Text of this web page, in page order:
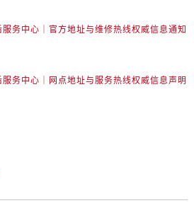
甘肃省庆阳市西峰区南大街售后服务中心（需提前预约）
甘肃省武威市凉州区迎宾路售后服务中心（需提前预约）
务中心｜官方地址与维修热线权威信息通知
务中心｜网点地址与服务热线权威信息声明